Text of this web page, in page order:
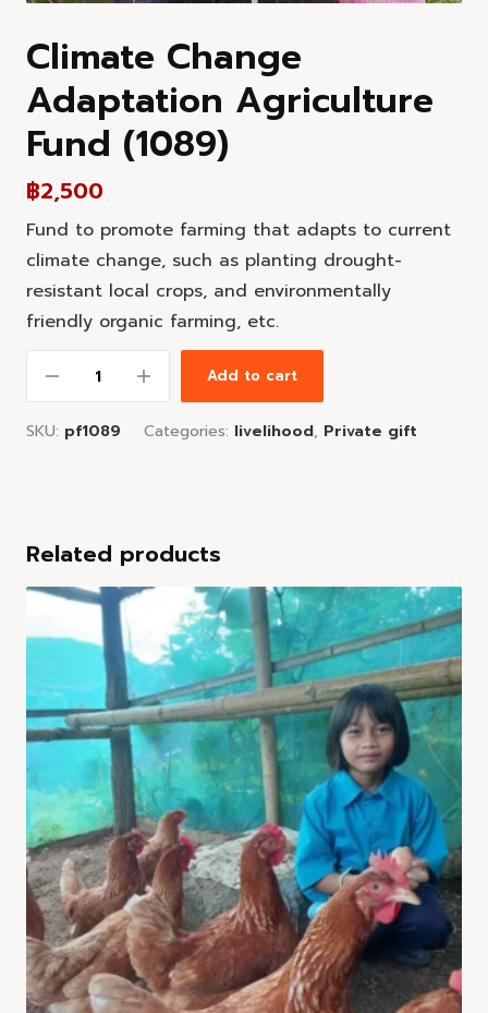
Climate Change
Adaptation Agriculture
Fund (1089)
฿2,500
Fund to promote farming that adapts to current
climate change, such as planting drought-
resistant local crops, and environmentally
friendly organic farming, etc.
Add to cart
SKU: pf1089 Categories: livelihood, Private gift
Related products